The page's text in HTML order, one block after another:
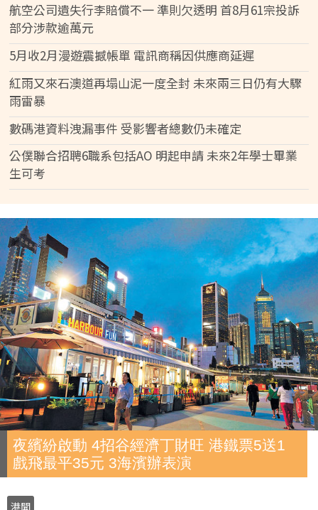
航空公司遺失行李賠償不一 準則欠透明 首8月61宗投訴
部分涉款逾萬元
5月收2月漫遊震撼帳單 電訊商稱因供應商延遲
紅雨又來石澳道再塌山泥一度全封 未來兩三日仍有大驟
雨雷暴
數碼港資料洩漏事件 受影響者總數仍未確定
公僕聯合招聘6職系包括AO 明起申請 未來2年學士畢業
生可考
夜繽紛啟動 4招谷經濟丁財旺 港鐵票5送1
戲飛最平35元 3海濱辦表演
港聞